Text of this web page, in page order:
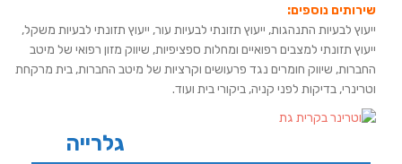
שירותים נוספים:
ייעוץ לבעיות התנהגות, ייעוץ תזונתי לבעיות עור, ייעוץ תזונתי לבעיות משקל,
ייעוץ תזונתי למצבים רפואיים ומחלות ספציפיות, שיווק מזון רפואי של מיטב
החברות, שיווק חומרים נגד פרעושים וקרציות של מיטב החברות, בית מרקחת
וטרינרי, בדיקות לפני קניה, ביקורי בית ועוד.
גלרייה